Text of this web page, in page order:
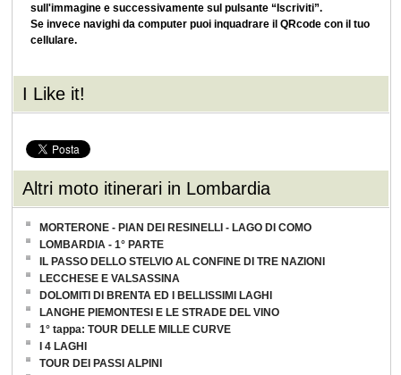
sull'immagine e successivamente sul pulsante “Iscriviti”.
Se invece navighi da computer puoi inquadrare il QRcode con il tuo
cellulare.
I Like it!
Altri moto itinerari in Lombardia
MORTERONE - PIAN DEI RESINELLI - LAGO DI COMO
LOMBARDIA - 1° PARTE
IL PASSO DELLO STELVIO AL CONFINE DI TRE NAZIONI
LECCHESE E VALSASSINA
DOLOMITI DI BRENTA ED I BELLISSIMI LAGHI
LANGHE PIEMONTESI E LE STRADE DEL VINO
1° tappa: TOUR DELLE MILLE CURVE
I 4 LAGHI
TOUR DEI PASSI ALPINI